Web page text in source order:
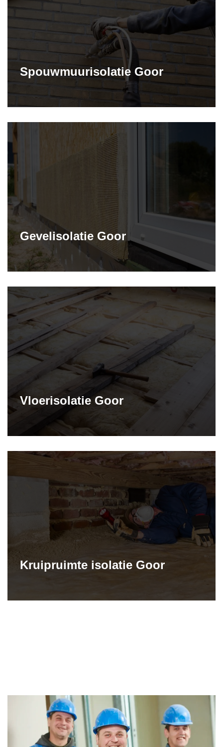
Spouwmuurisolatie Goor
Gevelisolatie Goor
Vloerisolatie Goor
Kruipruimte isolatie Goor